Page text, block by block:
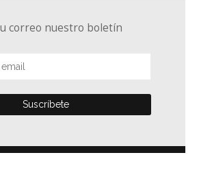
correo nuestro boletín